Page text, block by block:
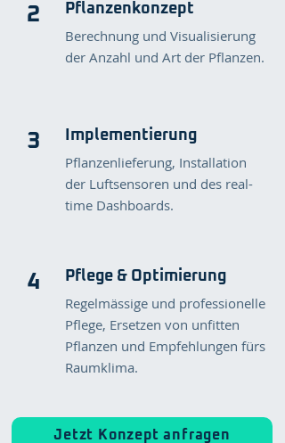
2 Pflanzenkonzept
Berechnung und Visualisierung
der Anzahl und Art der Pflanzen.
3 Implementierung
Pflanzenlieferung, Installation
der Luftsensoren und des real-
time Dashboards.
4 Pflege & Optimierung
Regelmässige und professionelle
Pflege, Ersetzen von unfitten
Pflanzen und Empfehlungen fürs
Raumklima.
Jetzt Konzept anfragen